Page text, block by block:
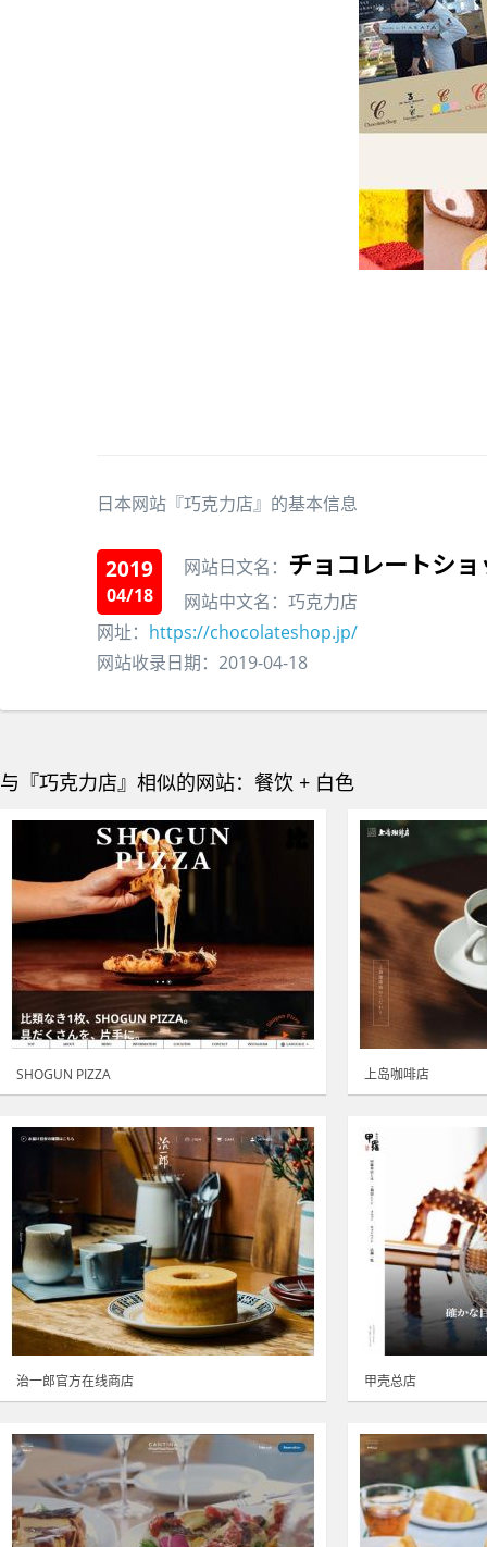
日本网站『巧克力店』的基本信息
2019
04/18
网站日文名： チョコレートショ
网站中文名：巧克力店
网址： https://chocolateshop.jp/
网站收录日期：2019-04-18
与『巧克力店』相似的网站：餐饮 + 白色
SHOGUN PIZZA 上岛咖啡店
治一郎官方在线商店 甲壳总店